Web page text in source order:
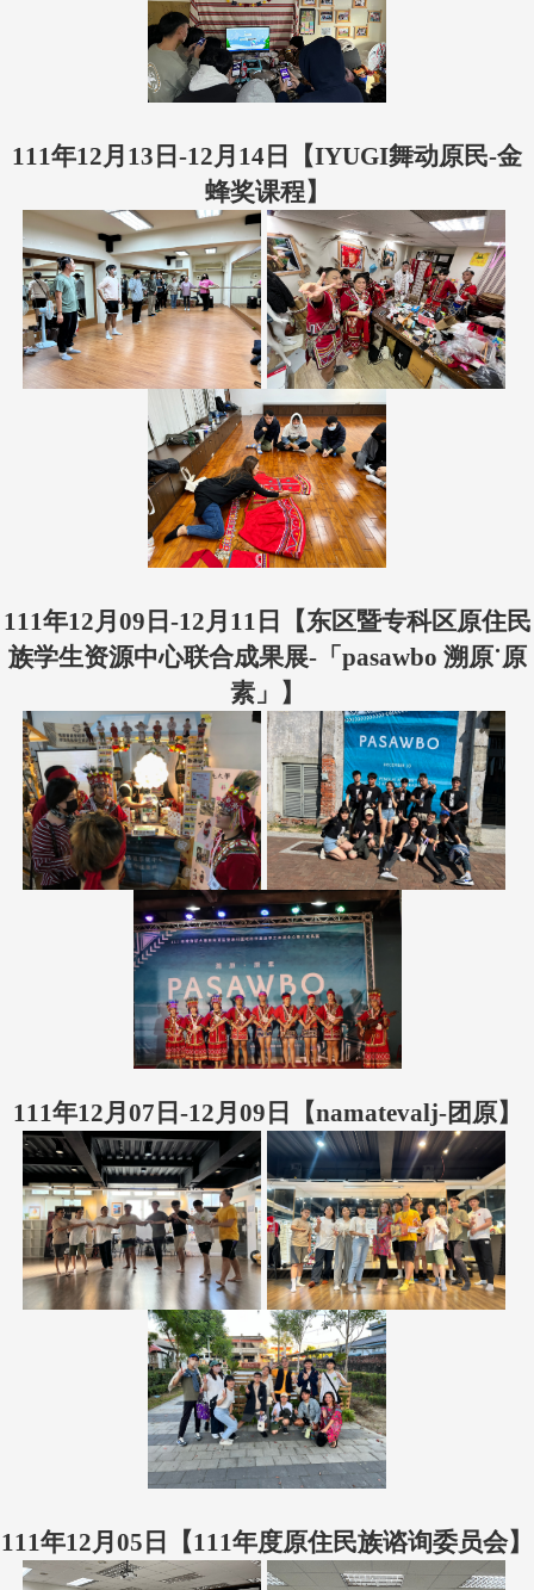
111年12月13日-12月14日【IYUGI舞动原民-金
蜂奖课程】
111年12月09日-12月11日【东区暨专科区原住民
族学生资源中心联合成果展-「pasawbo 溯原˙原
素」 】
111年12月07日-12月09日【namatevalj-团原】
111年12月05日【111年度原住民族谘询委员会】